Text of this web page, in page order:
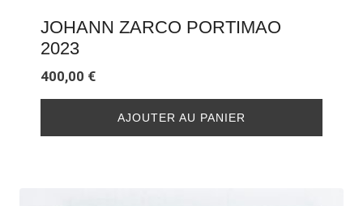
JOHANN ZARCO PORTIMAO
2023
400,00 €
AJOUTER AU PANIER